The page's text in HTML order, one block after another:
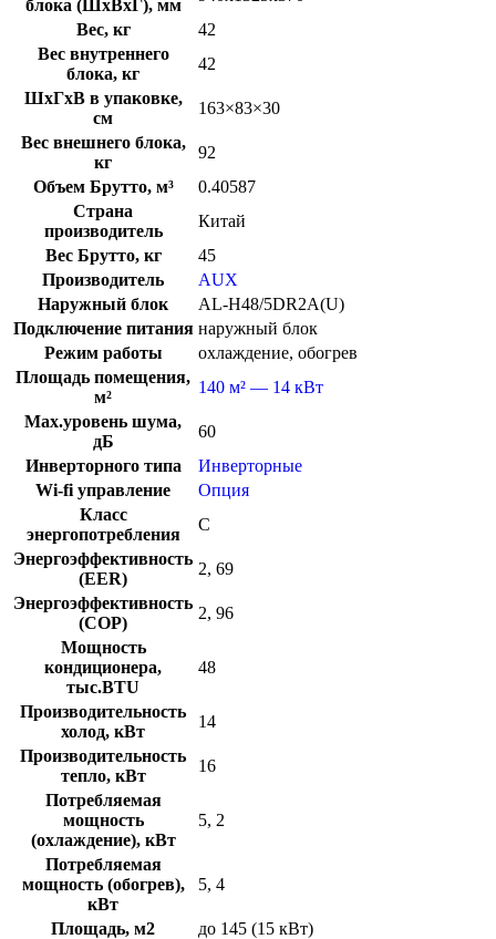
блока (ШхВхГ), мм
Вес, кг
42
Вес внутреннего
блока, кг
42
ШxГxВ в упаковке,
см
163×83×30
Вес внешнего блока,
кг
92
Объем Брутто, м³
0.40587
Страна
производитель
Китай
Вес Брутто, кг
45
Производитель
AUX
Наружный блок
AL-H48/5DR2A(U)
Подключение питания наружный блок
Режим работы
охлаждение, обогрев
Площадь помещения,
м²
140 м² — 14 кВт
Max.уровень шума,
дБ
60
Инверторного типа
Инверторные
Wi-fi управление
Опция
Класс
энергопотребления
C
Энергоэффективность
(EER)
2, 69
Энергоэффективность
(COP)
2, 96
Мощность
кондиционера,
тыс.BTU
48
Производительность
холод, кВт
14
Производительность
тепло, кВт
16
Потребляемая
мощность
(охлаждение), кВт
5, 2
Потребляемая
мощность (обогрев),
кВт
5, 4
Площадь, м2
до 145 (15 кВт)